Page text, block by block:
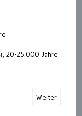
20-25.000 Jahre
Weiter